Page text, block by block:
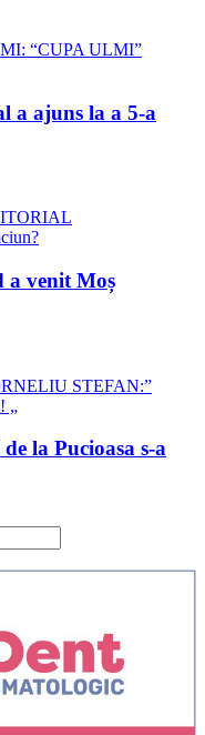
a ajuns la a 5-a
venit Moș
la Pucioasa s-a
Escape
to
search
panel.